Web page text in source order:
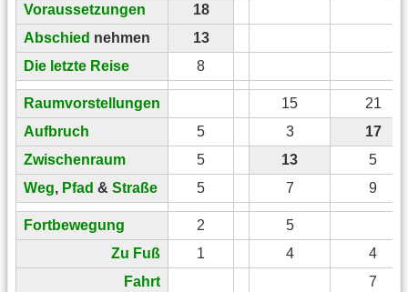
Voraussetzungen
18
Abschied nehmen
13
Die letzte Reise
8
Raumvorstellungen 15
21
Aufbruch
5 3
17
Zwischenraum
5 13
5
Weg, Pfad & Straße 5 7 9
Fortbewegung 2
5
Zu Fuß
1 4
4
Fahrt
7